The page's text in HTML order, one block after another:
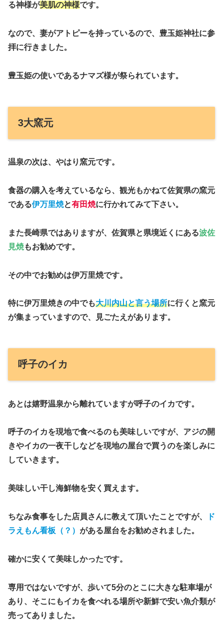
る神様が美肌の神様です。
なので、妻がアトピーを持っているので、豊玉姫神社に参
拝に行きました。
豊玉姫の使いであるナマズ様が祭られています。
3大窯元
温泉の次は、やはり窯元です。
食器の購入を考えているなら、観光もかねて佐賀県の窯元
である伊万里焼と有田焼に行かれてみて下さい。
また長崎県ではありますが、佐賀県と県境近くにある波佐
見焼もお勧めです。
その中でお勧めは伊万里焼です。
特に伊万里焼きの中でも大川内山と言う場所に行くと窯元
が集まっていますので、見ごたえがあります。
呼子のイカ
あとは嬉野温泉から離れていますが呼子のイカです。
呼子のイカを現地で食べるのも美味しいですが、アジの開
きやイカの一夜干しなどを現地の屋台で買うのを楽しみに
していきます。
美味しい干し海鮮物を安く買えます。
ちなみ食事をした店員さんに教えて頂いたことですが、
ド
ラえもん看板（？） がある屋台をお勧めされました。
確かに安くて美味しかったです。
専用ではないですが、歩いて5分のとこに大きな駐車場が
あり、そこにもイカを食べれる場所や新鮮で安い魚介類が
売ってありました。